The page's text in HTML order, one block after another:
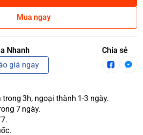
Mua ngay
Nhanh
giá ngay
Chia sẻ
3h, ngoại thành 1-3 ngày.
7 ngày.